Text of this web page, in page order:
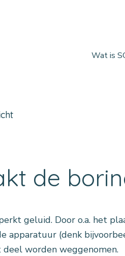
Wat is
de
geluid. Door o.a. het
apparatuur (denk
worden weggenomen.